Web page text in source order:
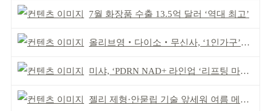
7월 화장품 수출 13.5억 달러 ‘역대 최고’
올리브영‧다이소‧무신사, ‘1인가구’가 이끈다
미샤, ‘PDRN NAD+ 라인업 ‘리프팅 마스크’ 출시
젤리 제형·안묻립 기술 앞세워 여름 메이크업 시장 공략